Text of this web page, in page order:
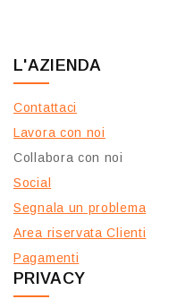
L'AZIENDA
Contattaci
Lavora con noi
Collabora con noi
Social
Segnala un problema
Area riservata Clienti
Pagamenti
PRIVACY